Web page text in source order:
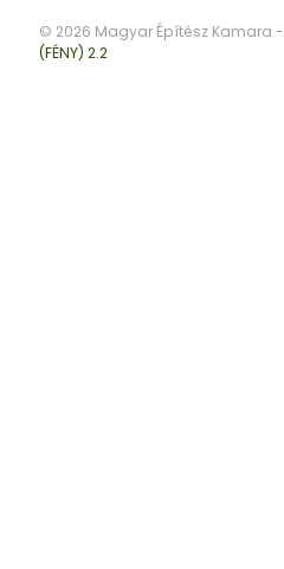
© 2026 Magyar Építész Kamara -
(FÉNY) 2.2